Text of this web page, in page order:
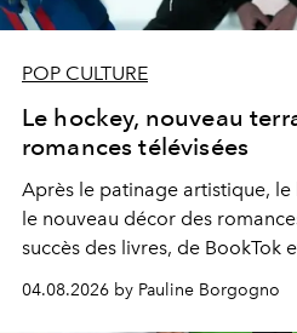
POP CULTURE
Le hockey, nouveau
romances télévisées
Après le patinage artistique,
le nouveau décor des
succès des livres, de BookTok
04.08.2026 by Pauline Borgogno